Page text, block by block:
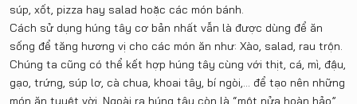
súp, xốt, pizza hay salad hoặc các món bánh.
Cách sử dụng húng tây cơ bản nhất vẫn là được dùng để ăn
sống để tăng hương vị cho các món ăn như: Xào, salad, rau trộn.
Chúng ta cũng có thể kết hợp húng tây cùng với thịt, cá, mì, đậu,
gạo, trứng, súp lơ, cà chua, khoai tây, bí ngòi,… để tạo nên những
món ăn tuyệt vời. Ngoài ra húng tây còn là “một nửa hoàn hảo”